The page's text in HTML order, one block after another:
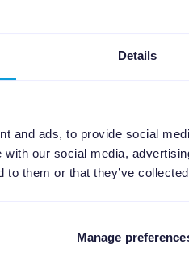
Details
and ads, to provide social
our social media,
to them or that they’ve
Manage
soldes d’été 2021
en place pour faire
ci-dessus pour